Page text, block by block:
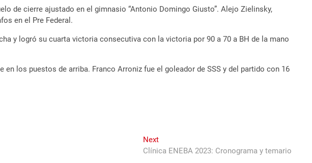
de cierre ajustado en el gimnasio “Antonio Domingo Giusto”. Alejo Zielinsky,
en el Pre Federal.
y logró su cuarta victoria consecutiva con la victoria por 90 a 70 a BH de la mano
los puestos de arriba. Franco Arroniz fue el goleador de SSS y del partido con 16
NextNext
post:
Clínica ENEBA 2023: Cronograma y temario